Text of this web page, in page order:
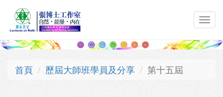
移至主內容
首頁 歷屆大師班學員及分享 第十五屆